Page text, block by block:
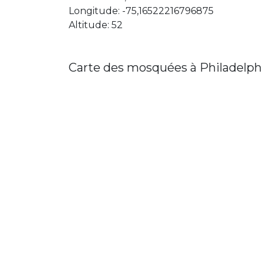
Longitude: -75,16522216796875
Altitude: 52
Carte des mosquées à